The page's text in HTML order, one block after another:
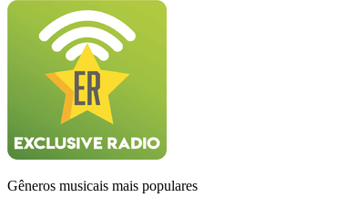
Gêneros musicais mais populares